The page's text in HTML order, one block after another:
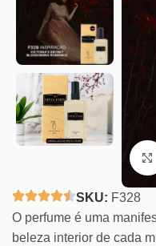
SKU: F328
O perfume é uma
beleza interior de cada